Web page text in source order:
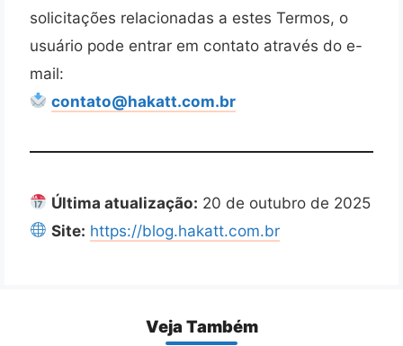
solicitações relacionadas a estes Termos, o
usuário pode entrar em contato através do e-
mail:
contato@hakatt.com.br
Última atualização: 20 de outubro de 2025
Site: https://blog.hakatt.com.br
Veja Também